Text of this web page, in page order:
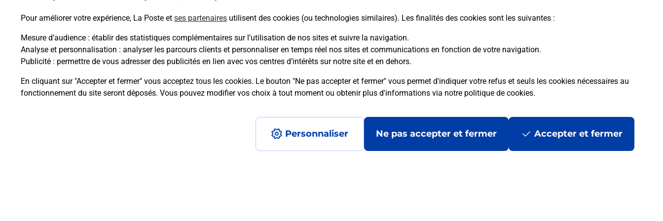
Pour améliorer votre expérience, La Poste et ses partenaires utilisent des cookies (ou technologies similaires). Les finalités des cookies sont les suivantes :
Mesure d’audience : établir des statistiques complémentaires sur l’utilisation de nos sites et suivre la navigation.
Analyse et personnalisation : analyser les parcours clients et personnaliser en temps réel nos sites et communications en fonction de votre navigation.
Publicité : permettre de vous adresser des publicités en lien avec vos centres d’intérêts sur notre site et en dehors.
En cliquant sur "Accepter et fermer" vous acceptez tous les cookies. Le bouton "Ne pas accepter et fermer" vous permet d'indiquer votre refus et seuls les cookies nécessaires au
fonctionnement du site seront déposés. Vous pouvez modifier vos choix à tout moment ou obtenir plus d'informations via notre politique de cookies.
Personnaliser Ne pas accepter et fermer Accepter et fermer
En savoir plus
Questions fréquemment posées
Comment retourner un colis acheté en ligne depuis votre boîte aux lettres ?